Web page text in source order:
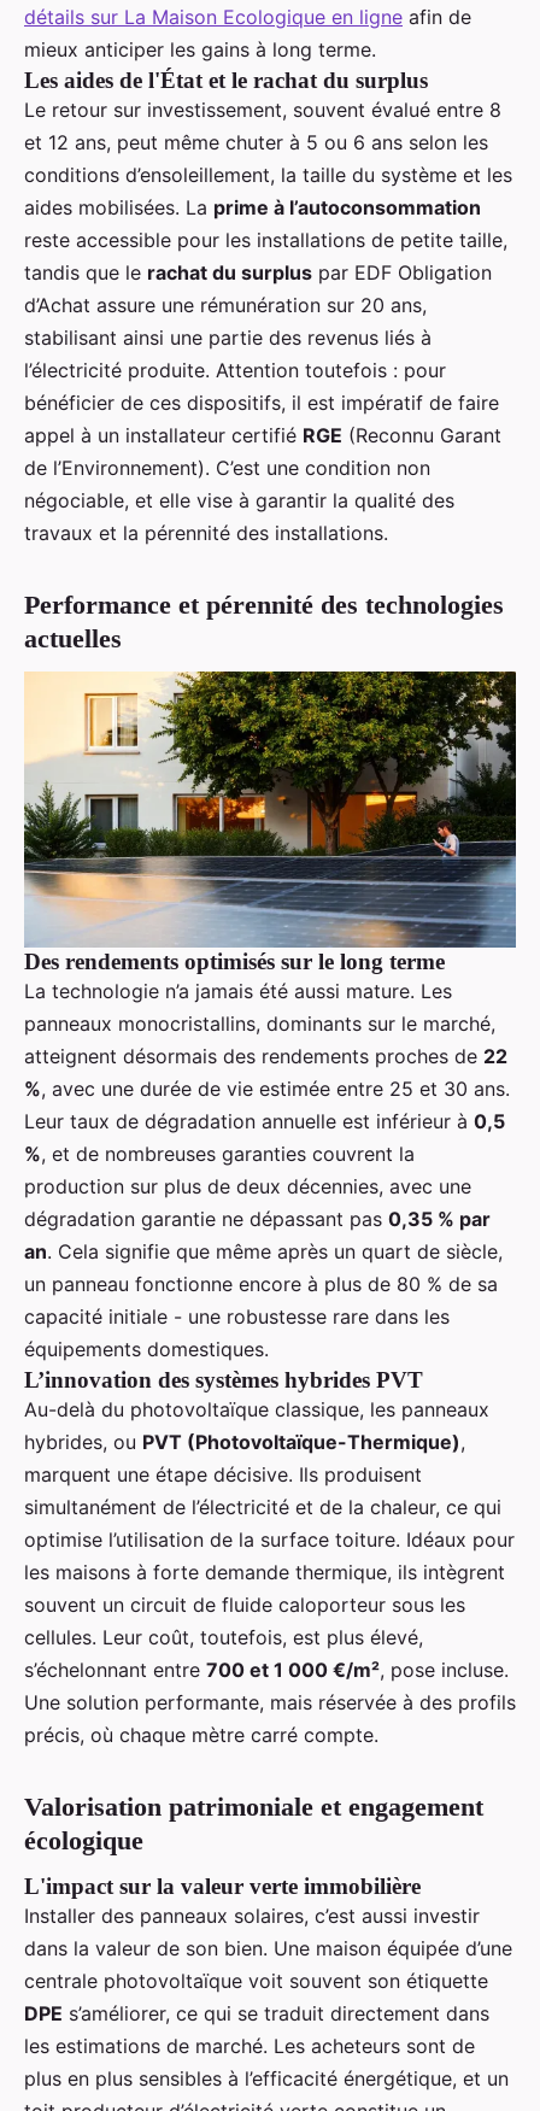
détails sur La Maison Ecologique en ligne afin de
mieux anticiper les gains à long terme.
Les aides de l'État et le rachat du surplus
Le retour sur investissement, souvent évalué entre 8
et 12 ans, peut même chuter à 5 ou 6 ans selon les
conditions d’ensoleillement, la taille du système et les
aides mobilisées. La prime à l’autoconsommation
reste accessible pour les installations de petite taille,
tandis que le rachat du surplus par EDF Obligation
d’Achat assure une rémunération sur 20 ans,
stabilisant ainsi une partie des revenus liés à
l’électricité produite. Attention toutefois : pour
bénéficier de ces dispositifs, il est impératif de faire
appel à un installateur certifié RGE (Reconnu Garant
de l’Environnement). C’est une condition non
négociable, et elle vise à garantir la qualité des
travaux et la pérennité des installations.
Performance et pérennité des technologies
actuelles
Des rendements optimisés sur le long terme
La technologie n’a jamais été aussi mature. Les
panneaux monocristallins, dominants sur le marché,
atteignent désormais des rendements proches de 22
%, avec une durée de vie estimée entre 25 et 30 ans.
Leur taux de dégradation annuelle est inférieur à 0,5
%, et de nombreuses garanties couvrent la
production sur plus de deux décennies, avec une
dégradation garantie ne dépassant pas 0,35 % par
an. Cela signifie que même après un quart de siècle,
un panneau fonctionne encore à plus de 80 % de sa
capacité initiale - une robustesse rare dans les
équipements domestiques.
L’innovation des systèmes hybrides PVT
Au-delà du photovoltaïque classique, les panneaux
hybrides, ou PVT (Photovoltaïque-Thermique),
marquent une étape décisive. Ils produisent
simultanément de l’électricité et de la chaleur, ce qui
optimise l’utilisation de la surface toiture. Idéaux pour
les maisons à forte demande thermique, ils intègrent
souvent un circuit de fluide caloporteur sous les
cellules. Leur coût, toutefois, est plus élevé,
s’échelonnant entre 700 et 1 000 €/m², pose incluse.
Une solution performante, mais réservée à des profils
précis, où chaque mètre carré compte.
Valorisation patrimoniale et engagement
écologique
L'impact sur la valeur verte immobilière
Installer des panneaux solaires, c’est aussi investir
dans la valeur de son bien. Une maison équipée d’une
centrale photovoltaïque voit souvent son étiquette
DPE s’améliorer, ce qui se traduit directement dans
les estimations de marché. Les acheteurs sont de
plus en plus sensibles à l’efficacité énergétique, et un